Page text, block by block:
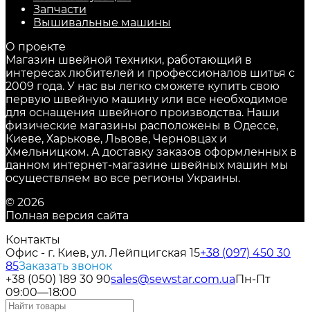
Запчасти
Вышивальные машины
О проекте
Магазин швейной техники, работающий в
интересах любителей и профессионалов шитья с
2009 года. У нас вы легко сможете купить свою
первую швейную машину или все необходимое
для оснащения швейного производства. Наши
физические магазины расположены в Одессе,
Киеве, Харькове, Львове, Черновцах и
Хмельницком. А доставку заказов оформленных в
данном интернет-магазине швейных машин мы
осуществляем во все регионы Украины.
© 2026
Полная версия сайта
Контакты
Офис - г. Киев, ул. Лейпцигская 15+38 (097) 450 30
85Заказать звонок
+38 (050) 189 30 90sales@sewstar.com.uaПн-Пт
09:00—18:00